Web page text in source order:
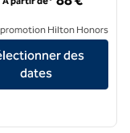
Amsterdam/Arena
promotion Hilton Honors
des
dates